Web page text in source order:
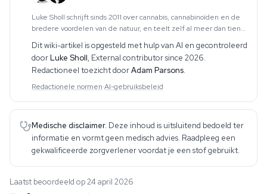
Luke Sholl schrijft sinds 2011 over cannabis, cannabinoïden en de
bredere voordelen van de natuur, en teelt zelf al meer dan tien
jaar cannabis in kweektenten thuis. Die praktische teeltervaring —
die de volledige cyclus
Dit wiki-artikel is opgesteld met hulp van AI en gecontroleerd
doorLuke Sholl, External contributor since 2026.
Redactioneel toezicht doorAdam Parsons.
Redactionele normen·AI-gebruiksbeleid
Medische disclaimer. Deze inhoud is uitsluitend bedoeld ter
informatie en vormt geen medisch advies. Raadpleeg een
gekwalificeerde zorgverlener voordat je een stof gebruikt.
Laatst beoordeeld op 24 april 2026